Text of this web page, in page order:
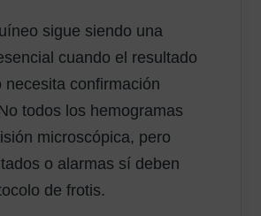
sigue siendo una
cuando el resultado
necesita confirmación
todos los hemogramas
microscópica, pero
o alarmas sí deben
de frotis.